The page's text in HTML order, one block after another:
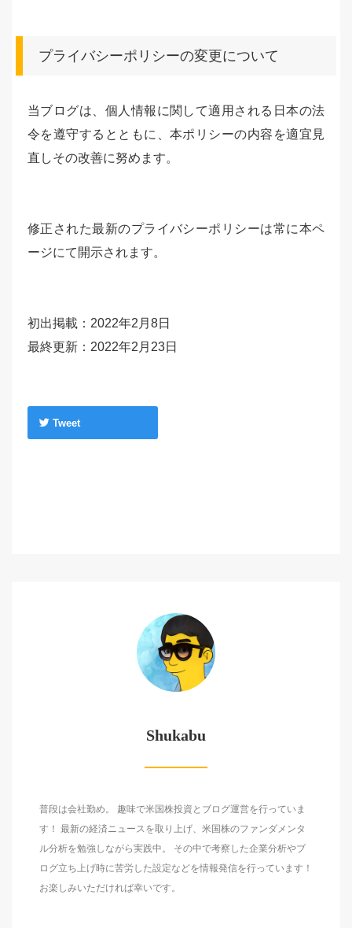
プライバシーポリシーの変更について
当ブログは、個人情報に関して適用される日本の法
令を遵守するとともに、本ポリシーの内容を適宜見
直しその改善に努めます。
修正された最新のプライバシーポリシーは常に本ペ
ージにて開示されます。
初出掲載：2022年2月8日
最終更新：2022年2月23日
Tweet
Shukabu
普段は会社勤め。 趣味で米国株投資とブログ運営を行っていま
す！ 最新の経済ニュースを取り上げ、米国株のファンダメンタ
ル分析を勉強しながら実践中。 その中で考察した企業分析やブ
ログ立ち上げ時に苦労した設定などを情報発信を行っています！
お楽しみいただければ幸いです。